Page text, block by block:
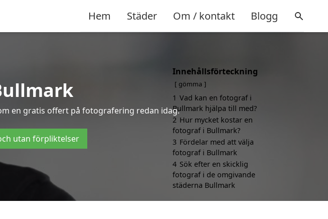
Hem Städer Om / kontakt Blogg
en gratis offert på fotografering redan idag.
utan förpliktelser
Innehållsförteckning
gömma
1 Vad kan en fotograf i
Bullmark hjälpa till med?
2 Hur mycket kostar en
fotograf i Bullmark?
3 Fördelar med att välja
fotograf i Bullmark
4 Sök efter en skicklig
fotograf i de omgivande
städerna Bullmark